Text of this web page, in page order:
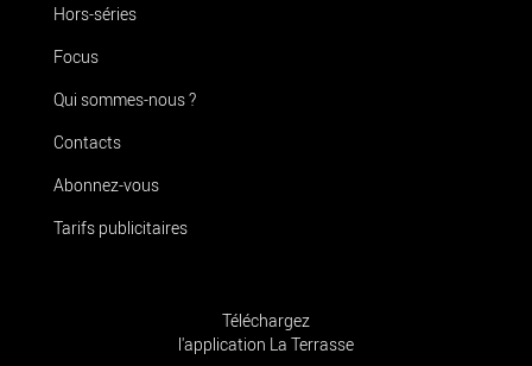
Hors-séries
Focus
Qui sommes-nous ?
Contacts
Abonnez-vous
Tarifs publicitaires
Téléchargez
l'application La Terrasse